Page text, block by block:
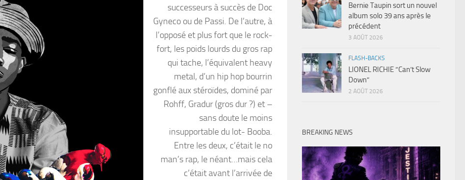
successeurs à succès de Doc
Gyneco ou de Passi. De l’autre, à
l’opposé et plus fort que le rock-
fort, les poids lourds du gros rap
qui tache, l’équivalent heavy
metal, d’un hip hop bourrin
gonflé aux stéroïdes, dominé par
Rohff, Gradur (gros dur ?) et –
sans doute le moins
insupportable du lot- Booba.
Entre les deux, c’était le no
man’s rap, le néant…mais cela
c’était avant l’arrivée de
Bernie Taupin sort un nouvel
album solo 39 ans après le
précédent
3 AOÛT 2026
FLASH-BACKS
LIONEL RICHIE “Can’t Slow
Down”
2 AOÛT 2026
BREAKING NEWS